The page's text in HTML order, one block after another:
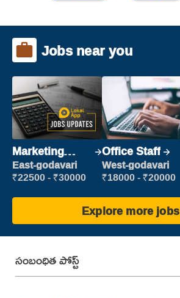
Jobs near you
Marketing
Executive
East-godavari
₹22500 - ₹30000
Office Staff
West-godavari
₹18000 - ₹20000
Explore more jobs
సంబంధిత పోస్ట్